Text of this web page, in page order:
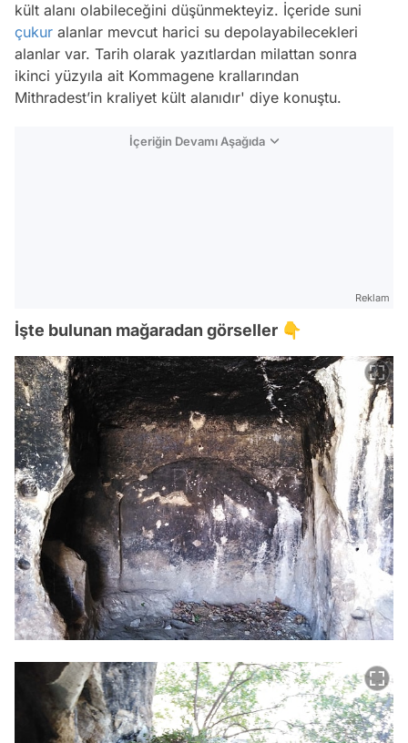
kült alanı olabileceğini düşünmekteyiz. İçeride suni
çukur alanlar mevcut harici su depolayabilecekleri
alanlar var. Tarih olarak yazıtlardan milattan sonra
ikinci yüzyıla ait Kommagene krallarından
Mithradest’in kraliyet kült alanıdır' diye konuştu.
İçeriğin Devamı Aşağıda
Reklam
İşte bulunan mağaradan görseller 👇